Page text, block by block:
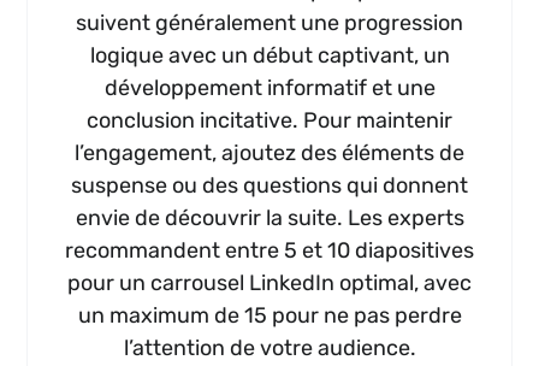
suivent généralement une progression
logique avec un début captivant, un
développement informatif et une
conclusion incitative. Pour maintenir
l’engagement, ajoutez des éléments de
suspense ou des questions qui donnent
envie de découvrir la suite. Les experts
recommandent entre 5 et 10 diapositives
pour un carrousel LinkedIn optimal, avec
un maximum de 15 pour ne pas perdre
l’attention de votre audience.